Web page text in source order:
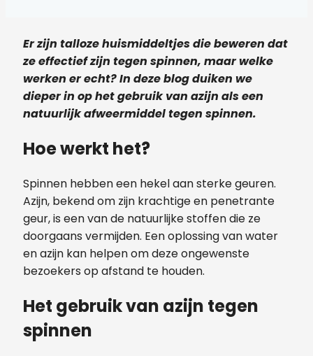
Er zijn talloze huismiddeltjes die beweren dat
ze effectief zijn tegen spinnen, maar welke
werken er echt? In deze blog duiken we
dieper in op het gebruik van azijn als een
natuurlijk afweermiddel tegen spinnen.
Hoe werkt het?
Spinnen hebben een hekel aan sterke geuren.
Azijn, bekend om zijn krachtige en penetrante
geur, is een van de natuurlijke stoffen die ze
doorgaans vermijden. Een oplossing van water
en azijn kan helpen om deze ongewenste
bezoekers op afstand te houden.
Het gebruik van azijn tegen
spinnen